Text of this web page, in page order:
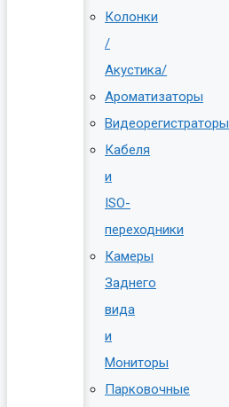
Колонки
/
Акустика/
Ароматизаторы
Видеорегистраторы
Кабеля
и
ISO-
переходники
Камеры
Заднего
вида
и
Мониторы
Парковочные